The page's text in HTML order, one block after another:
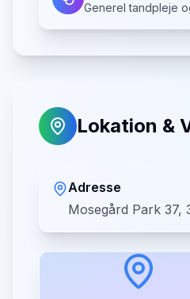
Generel tandpleje
Lokation &
Adresse
Mosegård Park 37,